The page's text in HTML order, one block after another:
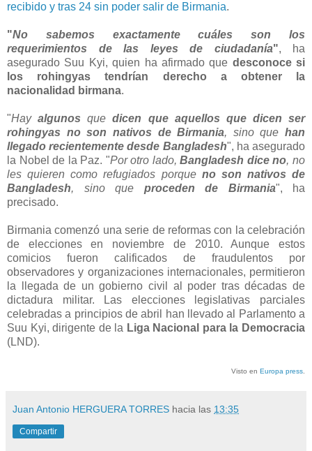
recibido y tras 24 sin poder salir de Birmania.
"No sabemos exactamente cuáles son los
requerimientos de las leyes de ciudadanía", ha
asegurado Suu Kyi, quien ha afirmado que desconoce si
los rohingyas tendrían derecho a obtener la
nacionalidad birmana.
"Hayalgunos quedicen que aquellos que dicen ser
rohingyas no son nativos de Birmania, sino que han
llegado recientemente desde Bangladesh", ha asegurado
la Nobel de la Paz. "Por otro lado,Bangladesh dice no, no
les quieren como refugiados porque no son nativos de
Bangladesh, sino que proceden de Birmania", ha
precisado.
Birmania comenzó una serie de reformas con la celebración
de elecciones en noviembre de 2010. Aunque estos
comicios fueron calificados de fraudulentos por
observadores y organizaciones internacionales, permitieron
la llegada de un gobierno civil al poder tras décadas de
dictadura militar. Las elecciones legislativas parciales
celebradas a principios de abril han llevado al Parlamento a
Suu Kyi, dirigente de la Liga Nacional para la Democracia
(LND).
Visto en Europa press
Juan Antonio HERGUERA TORRES hacia las 13:35
Compartir